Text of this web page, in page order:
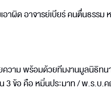
อาผิด อาจารย์เบียร์ คนตื่นธร
ความ พร้อมด้วยทีมงานมูลนิธิท
น 3 ข้อ คือ หมิ่นประมาท / พ.ร.บ